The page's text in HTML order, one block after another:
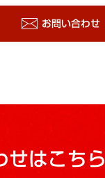
お問い合わせ
せはこちら